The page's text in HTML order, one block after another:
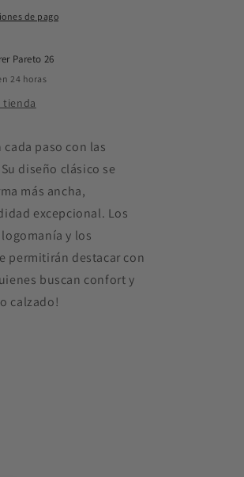
de pago
Pareto 26
24 horas
tienda
paso con las
diseño clásico se
más ancha,
excepcional. Los
y los
permitirán destacar con
buscan confort y
calzado!